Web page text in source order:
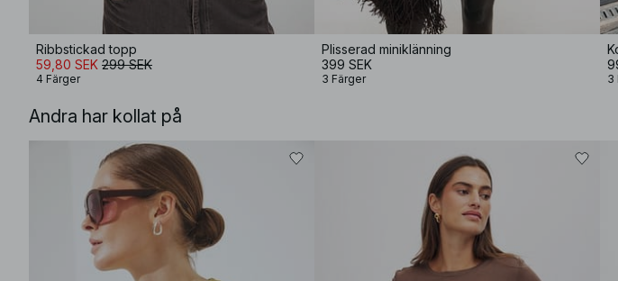
Ribbstickad topp
59,80 SEK 299 SEK
4 Färger
Plisserad miniklänning
399 SEK
3 Färger 3
Andra har kollat på